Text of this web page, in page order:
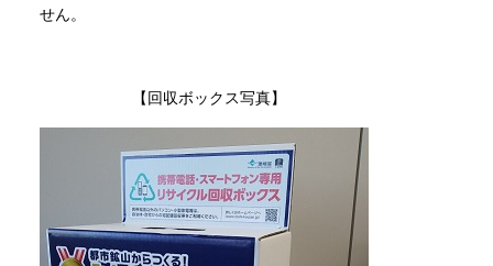
せん。
【回収ボックス写真】